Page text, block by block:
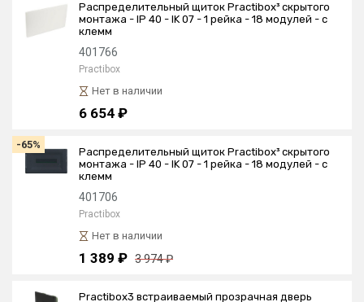
Распределительный щиток Practibox³ скрытого
монтажа - IP 40 - IK 07 - 1 рейка - 18 модулей - с
клемм
401766
Practibox
Нет в наличии
6 654 ₽
-65%
Распределительный щиток Practibox³ скрытого
монтажа - IP 40 - IK 07 - 1 рейка - 18 модулей - с
клемм
401706
Practibox
Нет в наличии
1 389 ₽ 3 974 ₽
Practibox3 встраиваемый прозрачная дверь